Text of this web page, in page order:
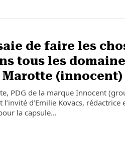
de faire les
tous les
Marotte (innocent)
PDG de la marque Innocent
l’invité d’Emilie Kovacs, rédactrice
la capsule…